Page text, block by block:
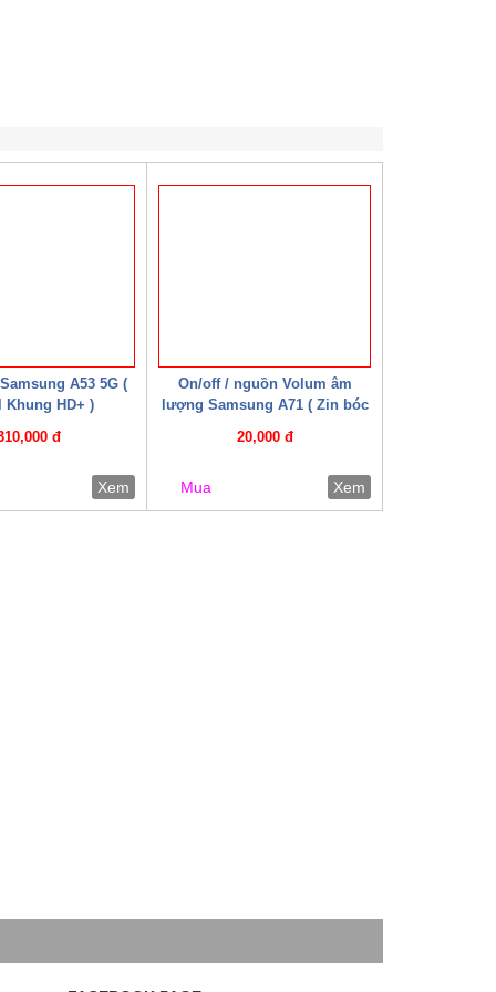
A53 5G (
Khung HD+ )
đ
Xem
On/off / nguồn Volum âm
lượng Samsung A71 ( Zin bóc
20,000 đ
Mua Xem